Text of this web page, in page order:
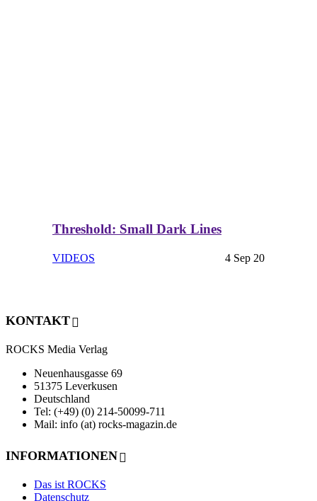
Threshold: Small Dark Lines
VIDEOS 4 Sep 20
KONTAKT
ROCKS Media Verlag
Neuenhausgasse 69
51375 Leverkusen
Deutschland
Tel: (+49) (0) 214-50099-711
Mail: info (at) rocks-magazin.de
INFORMATIONEN
Das ist ROCKS
Datenschutz